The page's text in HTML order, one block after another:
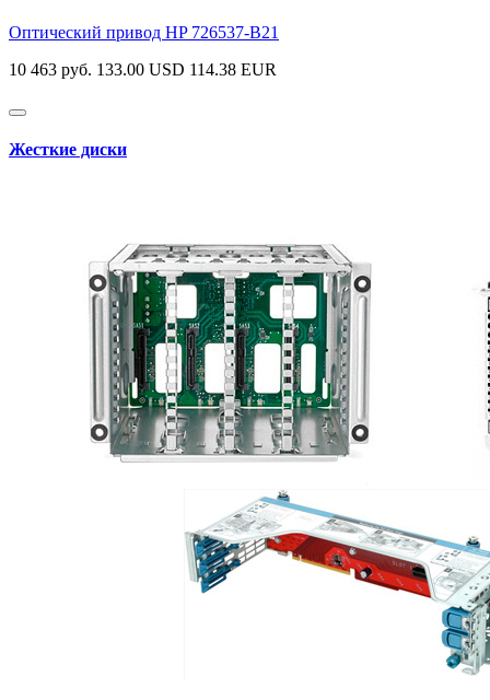
Оптический привод HP 726537-B21
10 463 руб. 133.00 USD 114.38 EUR
Жесткие диски